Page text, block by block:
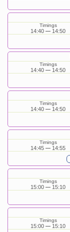
Timings
14:40 14:50
Timings
14:40 14:50
Timings
14:40 14:50
Timings
14:45 14:55
Timings
15:00 15:10
Timings
15:00 15:10